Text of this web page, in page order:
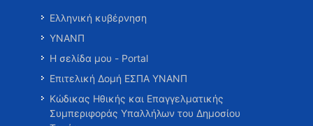
Ελληνική κυβέρνηση
ΥΝΑΝΠ
Η σελίδα μου - Portal
Επιτελική Δομή ΕΣΠΑ ΥΝΑΝΠ
Κώδικας Ηθικής και Επαγγελματικής
Συμπεριφοράς Υπαλλήλων του Δημοσίου